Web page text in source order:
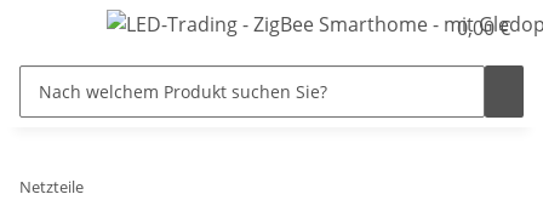
0,00 €
Netzteile